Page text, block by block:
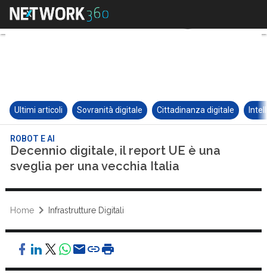
Ultimi articoli Sovranità digitale Cittadinanza digitale
ROBOT E AI
Decennio digitale, il report UE è una
sveglia per una vecchia Italia
Home Infrastrutture Digitali